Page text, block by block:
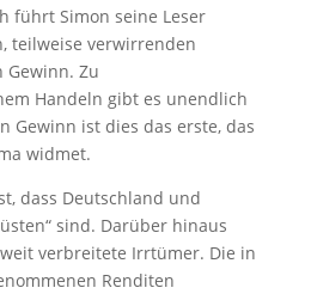
führt Simon seine Leser
teilweise verwirrenden
Zu
Handeln gibt es unendlich
Gewinn ist dies das erste, das
widmet.
dass Deutschland und
sind. Darüber hinaus
verbreitete Irrtümer. Die in
Renditen